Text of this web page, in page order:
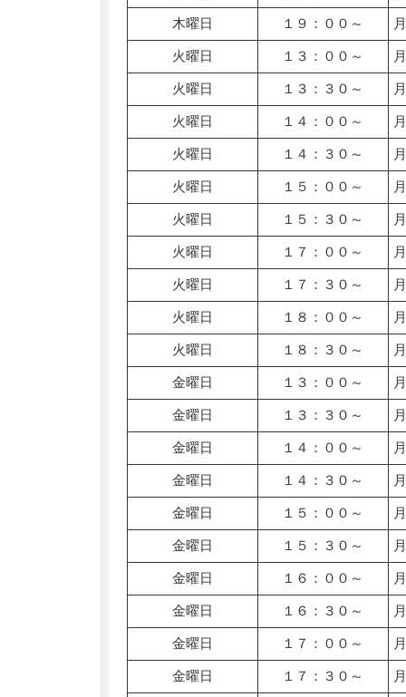
木曜日 １９：００～
火曜日 １３：００～
火曜日 １３：３０～
火曜日 １４：００～
火曜日 １４：３０～
火曜日 １５：００～
火曜日 １５：３０～
火曜日 １７：００～
火曜日 １７：３０～
火曜日 １８：００～
火曜日 １８：３０～
金曜日 １３：００～
金曜日 １３：３０～
金曜日 １４：００～
金曜日 １４：３０～
金曜日 １５：００～
金曜日 １５：３０～
金曜日 １６：００～
金曜日 １６：３０～
金曜日 １７：００～
金曜日 １７：３０～